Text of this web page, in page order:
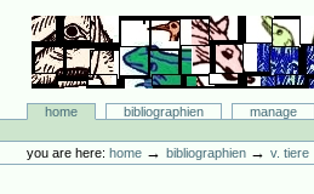
content.
navigation
Bibliographie-Portal
Sectionshome bibliographien manage
tools
you are here: home →bibliographien →v. tiere